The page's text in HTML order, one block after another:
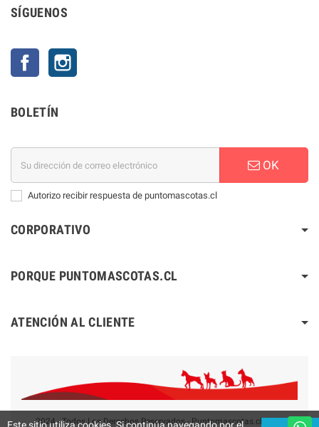
SÍGUENOS
Facebook
BOLETÍN
OK
Autorizo recibir respuesta de puntomascotas.cl
CORPORATIVO
PORQUE PUNTOMASCOTAS.CL
ATENCIÓN AL CLIENTE
2024 - Todos Los Derechos Reservados - Puntomascotas.cl V2.0